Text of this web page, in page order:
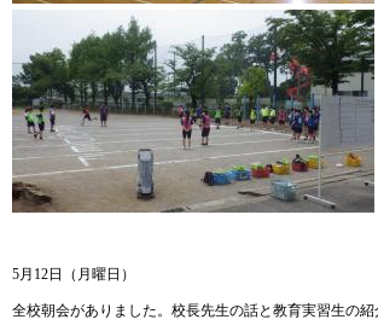
5月12日（月曜日）
全校朝会がありました。校長先生の話と教育実習生の紹